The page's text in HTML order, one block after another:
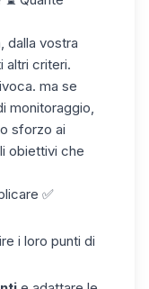
dalla vostra
altri criteri.
ma se
monitoraggio,
sforzo ai
obiettivi che
✅
i loro punti di